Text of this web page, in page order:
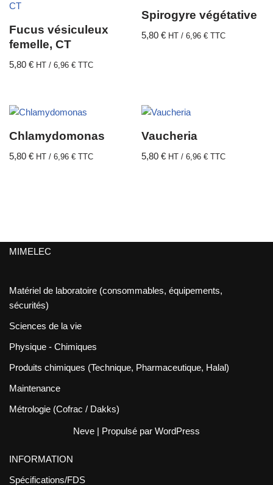
Fucus vésiculeux
femelle, CT
5,80 € HT / 6,96 € TTC
Spirogyre végétative
5,80€ HT /6,96€ TTC
Chlamydomonas
5,80 € HT / 6,96 € TTC
Vaucheria
5,80€ HT /6,96€ TTC
MIMELEC
Matériel de laboratoire (consommables, équipements,
sécurités)
Sciences de la vie
Physique - Chimiques
Produits chimiques (Technique, Pharmaceutique, Halal)
Maintenance
Métrologie (Cofrac / Dakks)
Neve | Propulsé par WordPress
INFORMATION
Spécifications/FDS